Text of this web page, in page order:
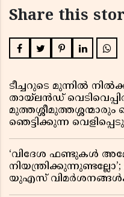
Share this
ടീച്ചറുടെ മുന്നിൽ
തായ്‌ലൻഡ്
മുത്തശ്ശീമുത്തശ്ശന്മാരും
ഞെട്ടിക്കുന്ന
‘വിദേശ ഫണ്ടുകൾ
യുഎസ്